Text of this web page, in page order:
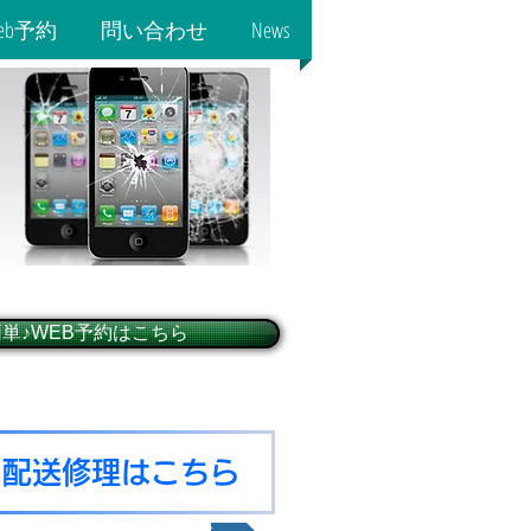
予約 問い合わせ News
♪WEB予約はこちら
送修理はこちら